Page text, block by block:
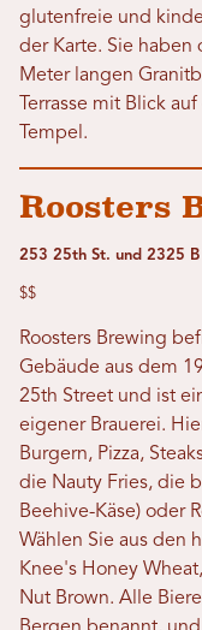
glutenfreie und
der Karte. Sie haben
Meter langen
Terrasse mit Blick
Tempel.
Roosters
253 25th St. und 2325 B
$$
Roosters Brewing
Gebäude aus dem
25th Street und ist
eigener Brauerei.
Burgern, Pizza,
die Nauty Fries, die
Beehive-Käse) oder
Wählen Sie aus den
Knee's Honey
Nut Brown. Alle